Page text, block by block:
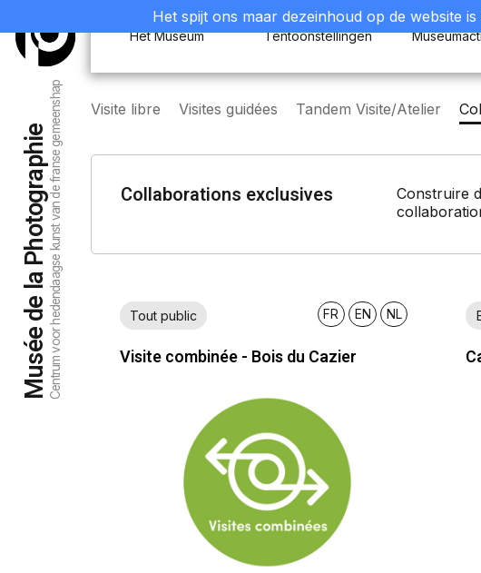
Musée de la PhotographieCentrum voor hedendaagse kunst van de franse gemeenshap
Het Museum Tentoonstellingen
Het spijt ons maar dezeinhoud op de website
Visite libre Visites guidées Tandem Visite/Atelier
Collaborations exclusives
Construire
Tout public FR EN NL
Visite combinée - Bois du Cazier